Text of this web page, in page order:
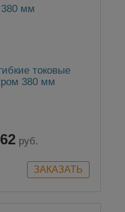
токовые
380 мм
руб.